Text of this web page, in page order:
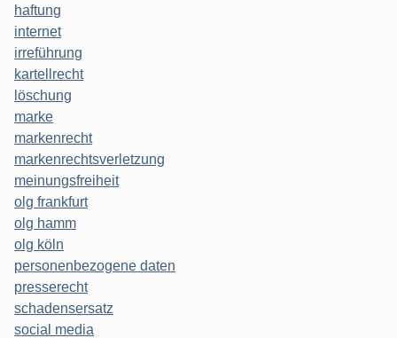
haftung
internet
irreführung
kartellrecht
löschung
marke
markenrecht
markenrechtsverletzung
meinungsfreiheit
olg frankfurt
olg hamm
olg köln
personenbezogene daten
presserecht
schadensersatz
social media